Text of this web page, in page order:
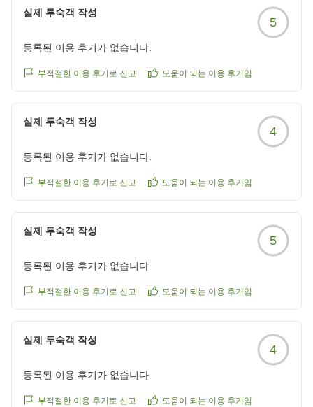
실제 투숙객 작성
5
등록된 이용 후기가 없습니다.
부적절한 이용 후기로 신고 도움이 되는 이용 후기임
실제 투숙객 작성
4
등록된 이용 후기가 없습니다.
부적절한 이용 후기로 신고 도움이 되는 이용 후기임
실제 투숙객 작성
5
등록된 이용 후기가 없습니다.
부적절한 이용 후기로 신고 도움이 되는 이용 후기임
실제 투숙객 작성
4
등록된 이용 후기가 없습니다.
부적절한 이용 후기로 신고 도움이 되는 이용 후기임